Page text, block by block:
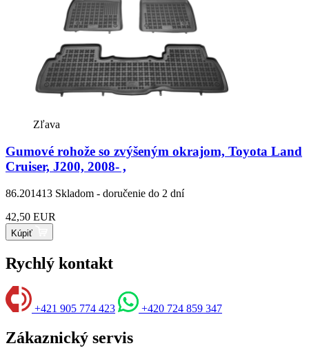
Zľava
Gumové rohože so zvýšeným okrajom, Toyota Land
Cruiser, J200, 2008- ,
86.201413 Skladom - doručenie do 2 dní
42,50 EUR
Kúpiť
Rychlý kontakt
+421 905 774 423 +420 724 859 347
Zákaznický servis